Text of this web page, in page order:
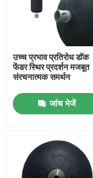
उत्पाद
उच्च प्रभाव प्रतिरोध डॉक
फेंडर स्थिर प्रदर्शन मजबूत
संरचनात्मक समर्थन
जांच भेजें